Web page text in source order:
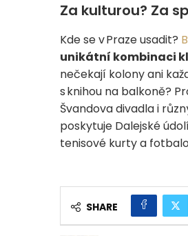
Za kulturou? Za
Kde se v Praze usadit?
unikátní kombinaci
nečekají kolony ani
s knihou na balkoně?
Švandova divadla i
poskytuje Dalejské
tenisové kurty a
SHARE